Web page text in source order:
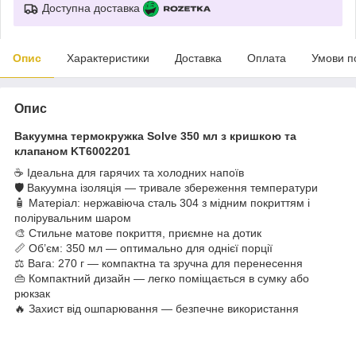
Доступна доставка
Опис Характеристики Доставка Оплата Умови
Опис
Вакуумна термокружка Solve 350 мл з кришкою та
клапаном KT6002201
☕ Ідеальна для гарячих та холодних напоїв
🛡 Вакуумна ізоляція — тривале збереження температури
🧴 Матеріал: нержавіюча сталь 304 з мідним покриттям і
полірувальним шаром
🎨 Стильне матове покриття, приємне на дотик
📏 Об’єм: 350 мл — оптимально для однієї порції
⚖️ Вага: 270 г — компактна та зручна для перенесення
👜 Компактний дизайн — легко поміщається в сумку або
рюкзак
🔥 Захист від ошпарювання — безпечне використання